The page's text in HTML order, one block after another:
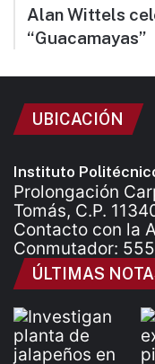
Alan Wittels
“Guacamayas”
UBICACIÓN
Instituto
Prolongación
Tomás, C.P.
Contacto con la
Conmutador:
ÚLTIMAS